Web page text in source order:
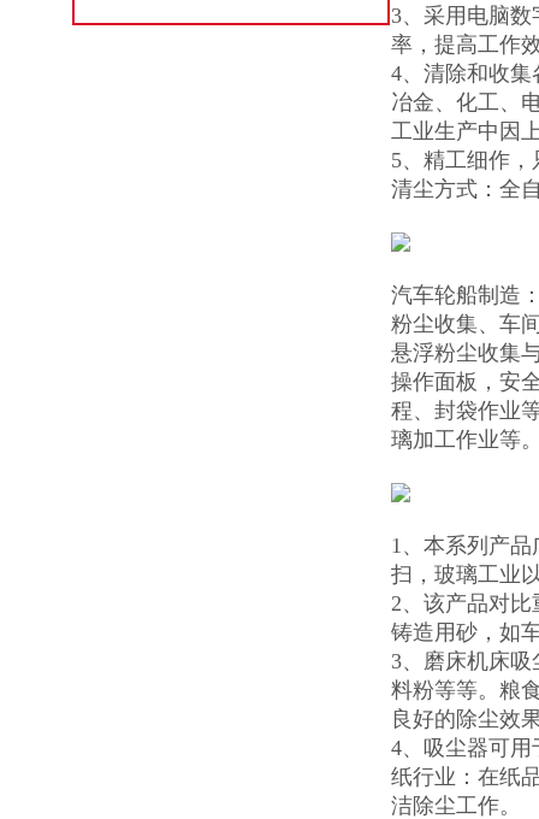
3、采用电脑
率，提高工作
4、清除和收
冶金、化工、
工业生产中因
5、精工细作
清尘方式：全
汽车轮船制造
粉尘收集、车
悬浮粉尘收集
操作面板，安
程、封袋作业
璃加工作业等
1、本系列产
扫，玻璃工业
2、该产品对比
铸造用砂，如
3、磨床机床
料粉等等。粮
良好的除尘效
4、吸尘器可
纸行业：在纸
洁除尘工作。